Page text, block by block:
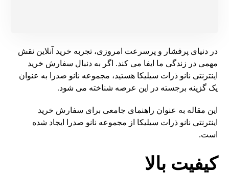
در دنیای پرفشار و پرسرعت امروزی، تجربه خرید آنلاین نقش
مهمی در زندگی ما ایفا می کند. اگر به دنبال سفارش خرید
اینترنتی نانو ذرات سیلیکا هستید، مجموعه نانو صدرا به عنوان
یک گزینه برجسته در این عرصه شناخته می شود.
این مقاله به عنوان راهنمای جامعی برای سفارش خرید
اینترنتی نانو ذرات سیلیکا از مجموعه نانو صدرا ایجاد شده
است.
کیفیت بالا